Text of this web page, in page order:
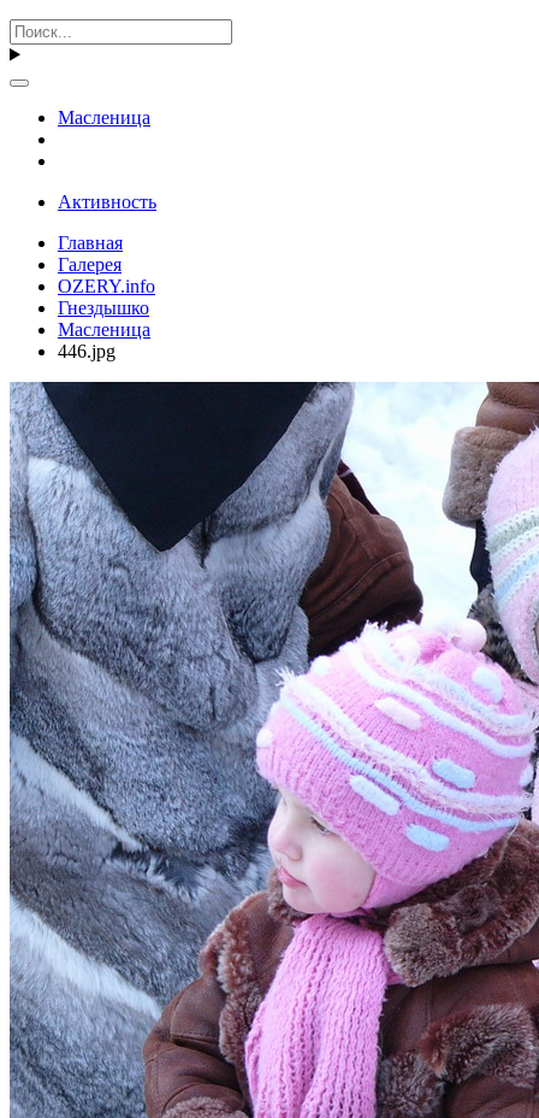
Масленица
Активность
Главная
Галерея
OZERY.info
Гнездышко
Масленица
446.jpg